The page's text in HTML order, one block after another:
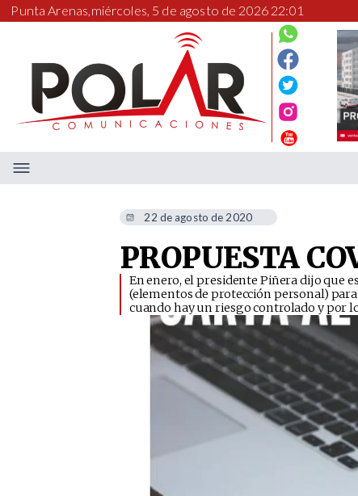
Punta Arenas,miércoles, 5 de agosto de 2026 22:01
22 de agosto de 2020
PROPUESTA
En enero, el presidente Piñera dijo que
(elementos de protección personal)
cuando hay un riesgo controlado y por